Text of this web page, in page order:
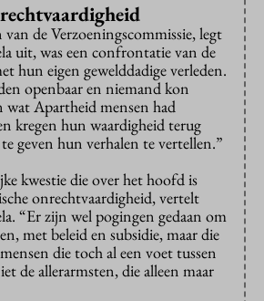
van de Verzoeningscommissie, legt
uit, was een confrontatie van de
hun eigen gewelddadige verleden.
openbaar en niemand kon
wat Apartheid mensen had
kregen hun waardigheid terug
geven hun verhalen te vertellen.”
kwestie die over het hoofd is
onrechtvaardigheid, vertelt
“Er zijn wel pogingen gedaan om
met beleid en subsidie, maar die
die toch al een voet tussen
de allerarmsten, die alleen maar